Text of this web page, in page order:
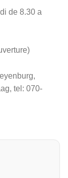
de 8.30 a
tel: 070-